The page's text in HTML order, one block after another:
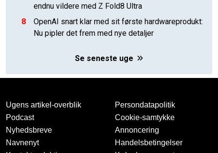
endnu vildere med Z Fold8 Ultra
8
OpenAI snart klar med sit første hardwareprodukt:
Nu pipler det frem med nye detaljer
Se seneste uge
Ugens artikel-overblik
Podcast
Nyhedsbreve
Navnenyt
Persondatapolitik
Cookie-samtykke
Annoncering
Handelsbetingelser